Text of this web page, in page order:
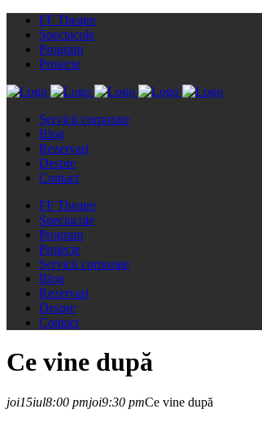
FF Theatre
Spectacole
Program
Proiecte
Servicii corporate
Blog
Rezervari
Despre
Contact
FF Theatre
Spectacole
Program
Proiecte
Servicii corporate
Blog
Rezervari
Despre
Contact
Ce vine după
joi15iul8:00 pmjoi9:30 pmCe vine după